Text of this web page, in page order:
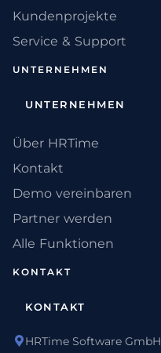
Kundenprojekte
Service & Support
UNTERNEHMEN
UNTERNEHMEN
Über HRTime
Kontakt
Demo vereinbaren
Partner werden
Alle Funktionen
KONTAKT
KONTAKT
HRTime Software GmbH